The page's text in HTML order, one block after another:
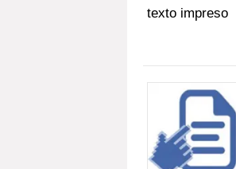
texto impreso